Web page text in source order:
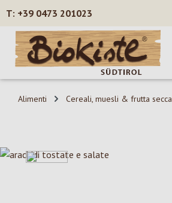
Passa al contenuto principale
+39 0473 201023
Alimenti Cereali, muesli & frutta secca
Salta la galleria di immagini